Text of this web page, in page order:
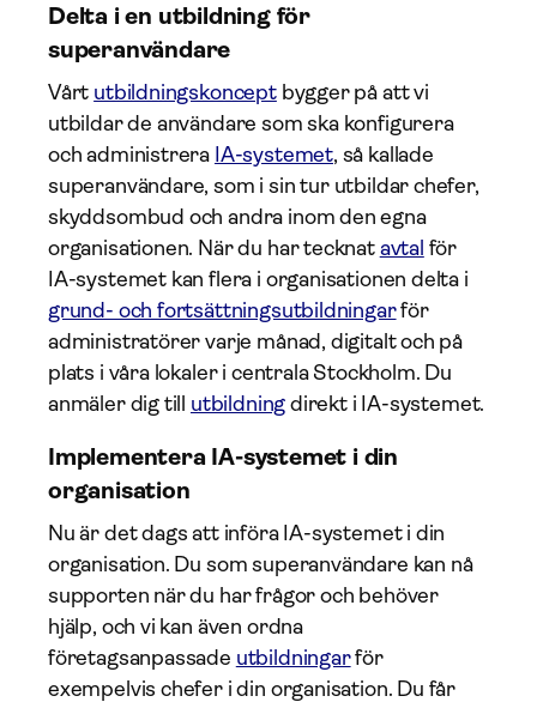
Delta i en utbildning för
superanvändare
Vårt utbildningskonceptbygger på att vi
utbildar de användare som ska konfigurera
och administrera IA-systemet, så kallade
superanvändare, som i sin tur utbildar chefer,
skyddsombud och andra inom den egna
organisationen. När du har tecknat avtal för
IA-systemet kan flera i organisationen delta i
grund- och fortsättningsutbildningarför
administratörer varje månad, digitalt och på
plats i våra lokaler i centrala Stockholm. Du
anmäler dig till utbildning direkt i IA-systemet.
Implementera IA-systemet i din
organisation
Nu är det dags att införa IA-systemet i din
organisation. Du som superanvändare kan nå
supporten när du har frågor och behöver
hjälp, och vi kan även ordna
företagsanpassade utbildningarför
exempelvis chefer i din organisation. Du får